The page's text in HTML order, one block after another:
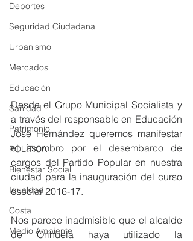
Deportes
Seguridad Ciudadana
Urbanismo
Mercados
Educación
Sanidad
Patrimonio
POLÍTICA
Bienestar Social
Igualdad
Costa
Medio Ambiente
Desde el Grupo Municipal Socialista y
a través del responsable en Educación
José Hernández queremos manifestar
el asombro por el desembarco de
cargos del Partido Popular en nuestra
ciudad para la inauguración del curso
escolar 2016-17.
Nos parece inadmisible que el alcalde
de Orihuela haya utilizado la